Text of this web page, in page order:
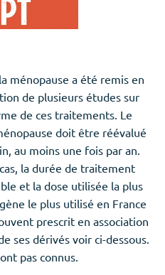
ménopause a été remis en
de plusieurs études sur
de ces traitements. Le
doit être réévalué
au moins une fois par an.
la durée de traitement
et la dose utilisée la plus
le plus utilisé en France
prescrit en association
ses dérivés voir ci-dessous.
pas connus.